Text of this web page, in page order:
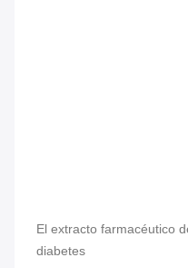
El extracto farmacéutico
diabetes